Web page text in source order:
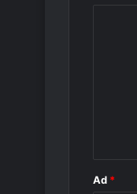
Ad *